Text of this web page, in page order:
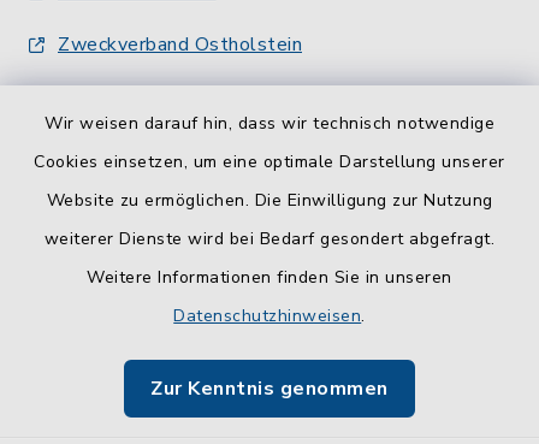
Wir weisen darauf hin, dass wir technisch notwendige
Cookies einsetzen, um eine optimale Darstellung unserer
Website zu ermöglichen. Die Einwilligung zur Nutzung
weiterer Dienste wird bei Bedarf gesondert abgefragt.
Weitere Informationen finden Sie in unseren
Datenschutzhinweisen.
Zur Kenntnis genommen
Zweckverband Ostholstein
Barrierefreiheit
Impressum